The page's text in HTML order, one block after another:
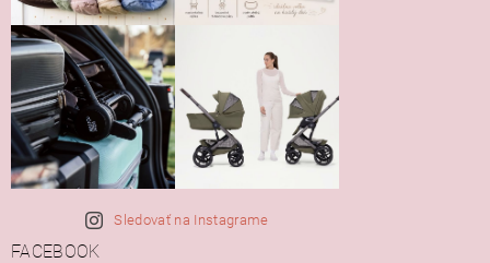
Sledovať na Instagrame
FACEBOOK